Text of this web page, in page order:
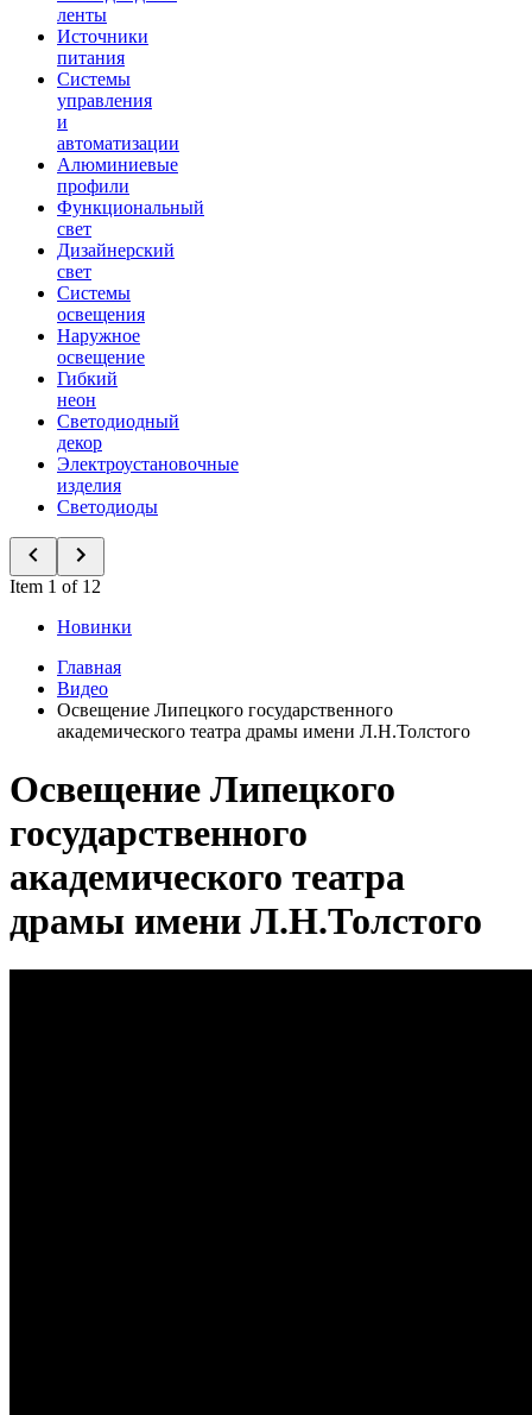
ленты
Источники
питания
Системы
управления
и
автоматизации
Алюминиевые
профили
Функциональный
свет
Дизайнерский
свет
Системы
освещения
Наружное
освещение
Гибкий
неон
Светодиодный
декор
Электроустановочные
изделия
Светодиоды
Item 1 of 12
Новинки
Главная
Видео
Освещение Липецкого государственного
академического театра драмы имени Л.Н.Толстого
Освещение Липецкого
государственного
академического театра
драмы имени Л.Н.Толстого